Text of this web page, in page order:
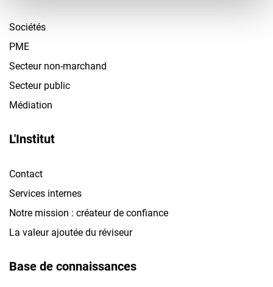
Sociétés
PME
Secteur non-marchand
Secteur public
Médiation
L'Institut
Contact
Services internes
Notre mission : créateur de confiance
La valeur ajoutée du réviseur
Base de connaissances